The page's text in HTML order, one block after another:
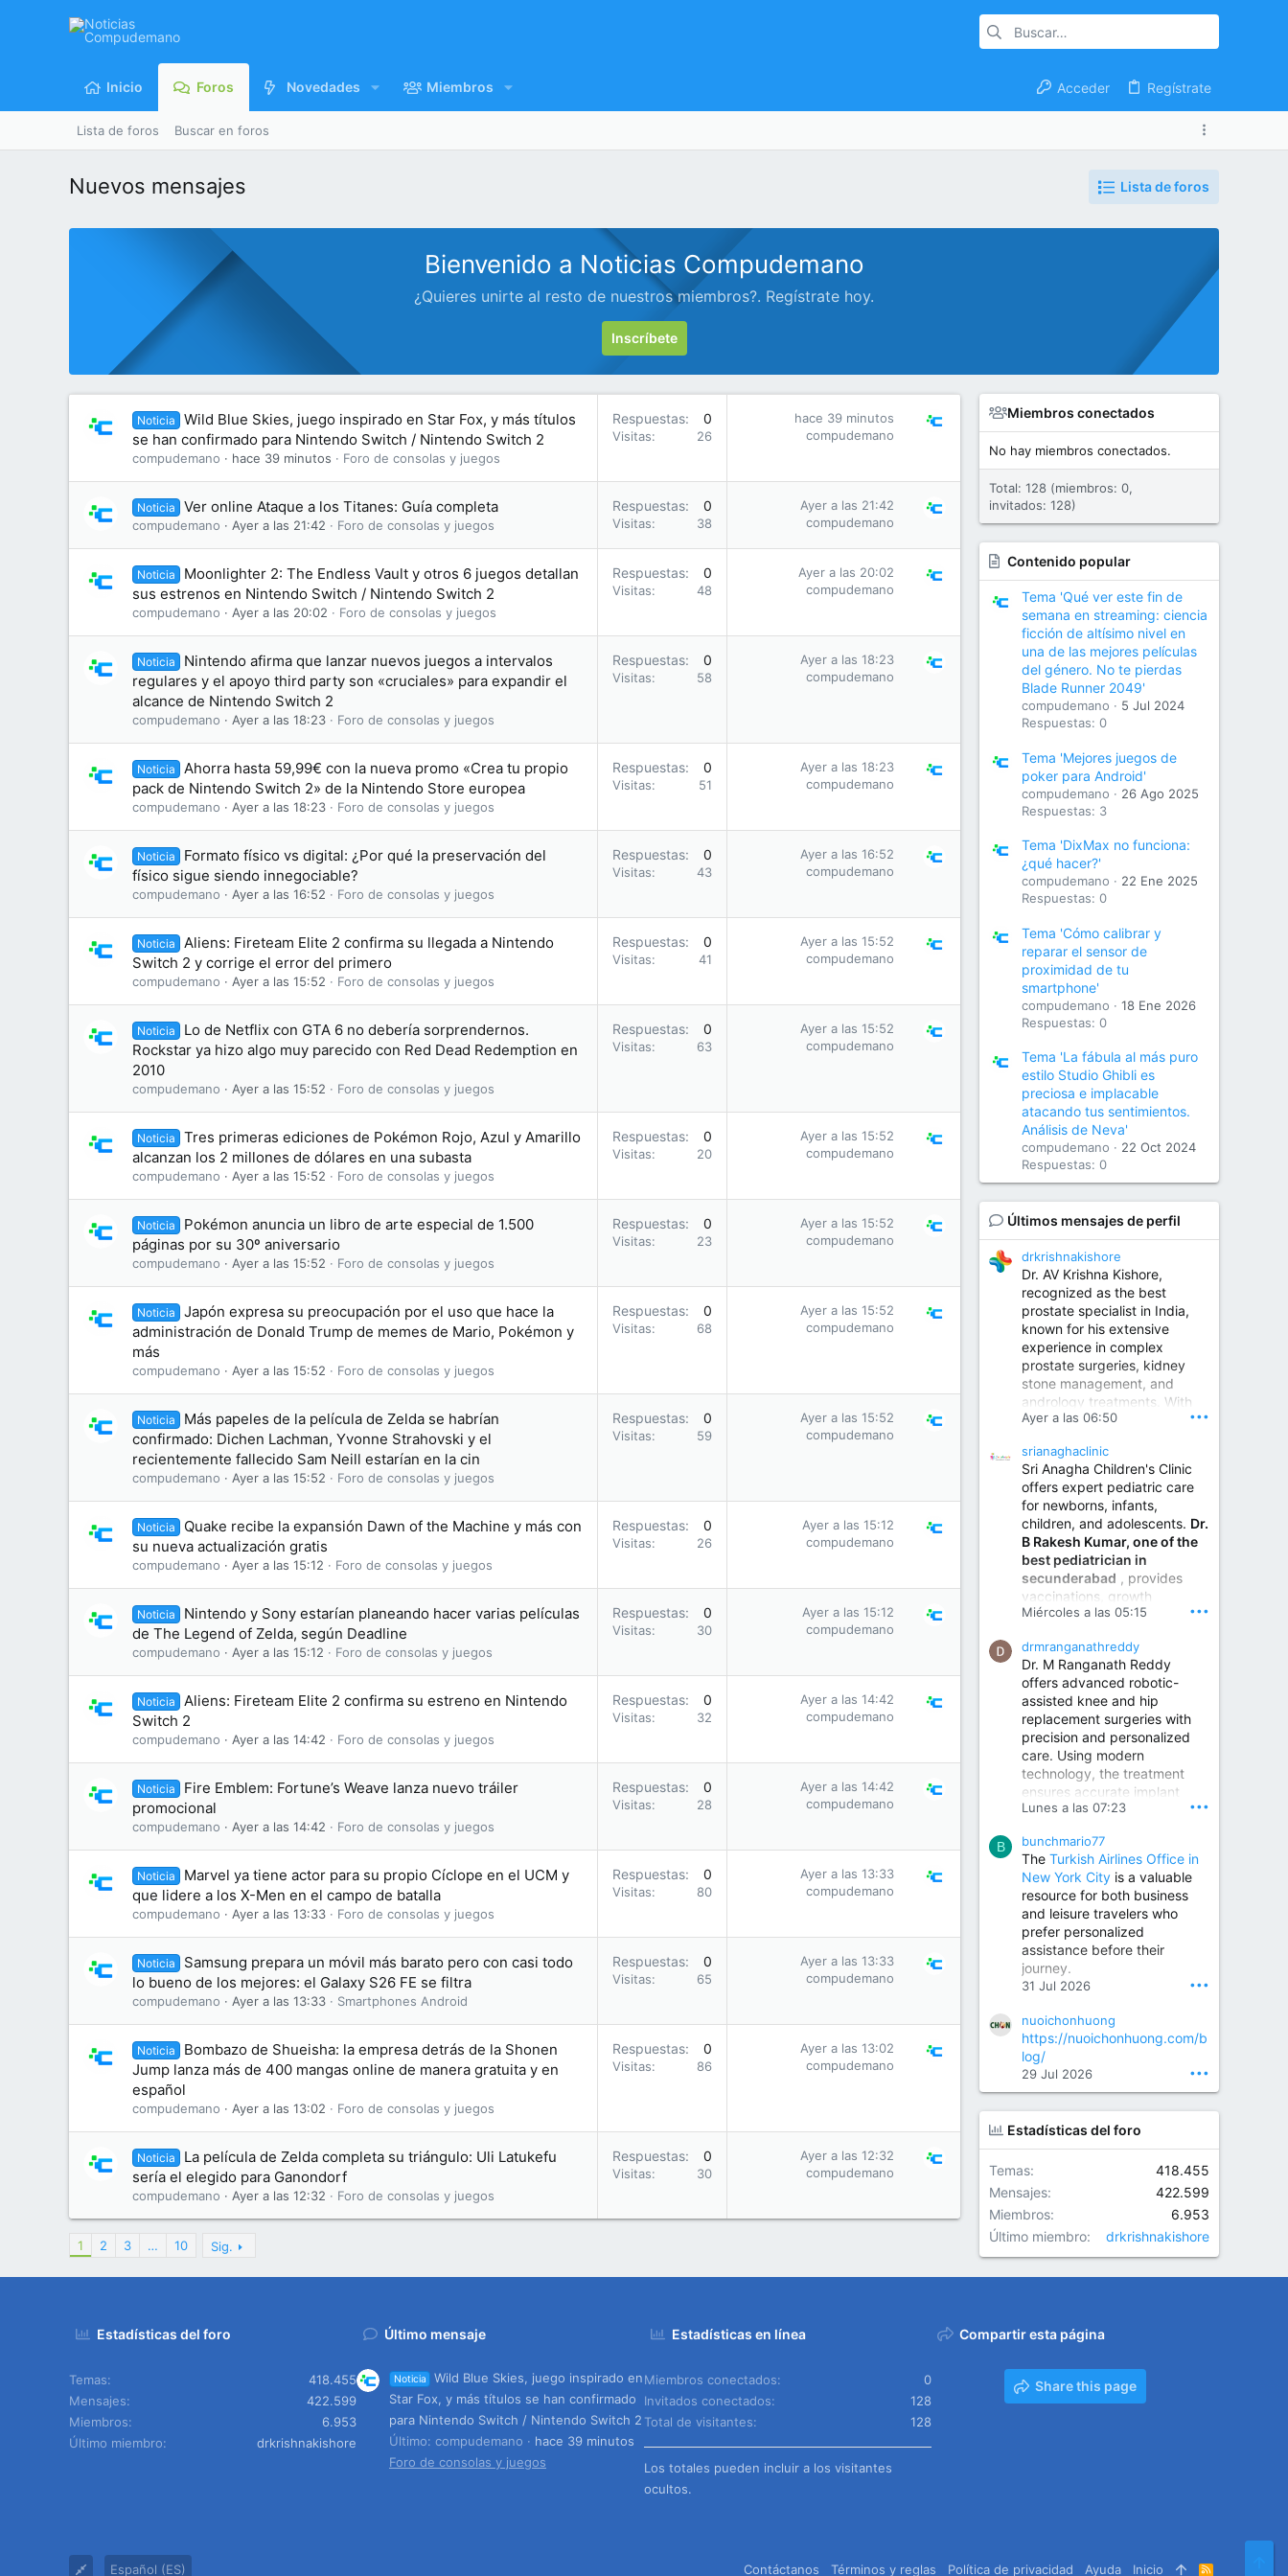
Inicio Foros Novedades Miembros Acceder Regístrate
Lista de foros Buscar en foros
Nuevos mensajes Lista de foros
Bienvenido a Noticias Compudemano
¿Quieres unirte al resto de nuestros miembros?. Regístrate hoy.
Inscríbete
Noticia
Wild Blue Skies, juego inspirado en Star Fox, y más títulos
se han confirmado para Nintendo Switch / Nintendo Switch 2
compudemano hace 39 minutos Foro de consolas y juegos
Respuestas 0
Visitas 26
hace 39 minutos
compudemano
Noticia Ver online Ataque a los Titanes: Guía completa
compudemano Ayer a las 21:42 Foro de consolas y juegos
Respuestas 0
Visitas 38
Ayer a las 21:42
compudemano
Noticia
Moonlighter 2: The Endless Vault y otros 6 juegos detallan
sus estrenos en Nintendo Switch / Nintendo Switch 2
compudemano Ayer a las 20:02 Foro de consolas y juegos
Respuestas 0
Visitas 48
Ayer a las 20:02
compudemano
Noticia
Nintendo afirma que lanzar nuevos juegos a intervalos
regulares y el apoyo third party son «cruciales» para expandir el
alcance de Nintendo Switch 2
compudemano Ayer a las 18:23 Foro de consolas y juegos
Respuestas 0
Visitas 58
Ayer a las 18:23
compudemano
Noticia
Ahorra hasta 59,99€ con la nueva promo «Crea tu propio
pack de Nintendo Switch 2» de la Nintendo Store europea
compudemano Ayer a las 18:23 Foro de consolas y juegos
Respuestas 0
Visitas 51
Ayer a las 18:23
compudemano
Noticia
Formato físico vs digital: ¿Por qué la preservación del
físico sigue siendo innegociable?
compudemano Ayer a las 16:52 Foro de consolas y juegos
Respuestas 0
Visitas 43
Ayer a las 16:52
compudemano
Noticia
Aliens: Fireteam Elite 2 confirma su llegada a Nintendo
Switch 2 y corrige el error del primero
compudemano Ayer a las 15:52 Foro de consolas y juegos
Respuestas 0
Visitas 41
Ayer a las 15:52
compudemano
Noticia
Lo de Netflix con GTA 6 no debería sorprendernos.
Rockstar ya hizo algo muy parecido con Red Dead Redemption en
2010
compudemano Ayer a las 15:52 Foro de consolas y juegos
Respuestas 0
Visitas 63
Ayer a las 15:52
compudemano
Noticia
Tres primeras ediciones de Pokémon Rojo, Azul y Amarillo
alcanzan los 2 millones de dólares en una subasta
compudemano Ayer a las 15:52 Foro de consolas y juegos
Respuestas 0
Visitas 20
Ayer a las 15:52
compudemano
Noticia
Pokémon anuncia un libro de arte especial de 1.500
páginas por su 30º aniversario
compudemano Ayer a las 15:52 Foro de consolas y juegos
Respuestas 0
Visitas 23
Ayer a las 15:52
compudemano
Noticia
Japón expresa su preocupación por el uso que hace la
administración de Donald Trump de memes de Mario, Pokémon y
más
compudemano Ayer a las 15:52 Foro de consolas y juegos
Respuestas 0
Visitas 68
Ayer a las 15:52
compudemano
Noticia
Más papeles de la película de Zelda se habrían
confirmado: Dichen Lachman, Yvonne Strahovski y el
recientemente fallecido Sam Neill estarían en la cin
compudemano Ayer a las 15:52 Foro de consolas y juegos
Respuestas 0
Visitas 59
Ayer a las 15:52
compudemano
Noticia
Quake recibe la expansión Dawn of the Machine y más con
su nueva actualización gratis
compudemano Ayer a las 15:12 Foro de consolas y juegos
Respuestas 0
Visitas 26
Ayer a las 15:12
compudemano
Noticia
Nintendo y Sony estarían planeando hacer varias películas
de The Legend of Zelda, según Deadline
compudemano Ayer a las 15:12 Foro de consolas y juegos
Respuestas 0
Visitas 30
Ayer a las 15:12
compudemano
Noticia
Aliens: Fireteam Elite 2 confirma su estreno en Nintendo
Switch 2
compudemano Ayer a las 14:42 Foro de consolas y juegos
Respuestas 0
Visitas 32
Ayer a las 14:42
compudemano
Noticia
Fire Emblem: Fortune’s Weave lanza nuevo tráiler
promocional
compudemano Ayer a las 14:42 Foro de consolas y juegos
Respuestas 0
Visitas 28
Ayer a las 14:42
compudemano
Noticia
Marvel ya tiene actor para su propio Cíclope en el UCM y
que lidere a los X-Men en el campo de batalla
compudemano Ayer a las 13:33 Foro de consolas y juegos
Respuestas 0
Visitas 80
Ayer a las 13:33
compudemano
Noticia
Samsung prepara un móvil más barato pero con casi todo
lo bueno de los mejores: el Galaxy S26 FE se filtra
compudemano Ayer a las 13:33 Smartphones Android
Respuestas 0
Visitas 65
Ayer a las 13:33
compudemano
Noticia
Bombazo de Shueisha: la empresa detrás de la Shonen
Jump lanza más de 400 mangas online de manera gratuita y en
español
compudemano Ayer a las 13:02 Foro de consolas y juegos
Respuestas 0
Visitas 86
Ayer a las 13:02
compudemano
Noticia
La película de Zelda completa su triángulo: Uli Latukefu
sería el elegido para Ganondorf
compudemano Ayer a las 12:32 Foro de consolas y juegos
Respuestas 0
Visitas 30
Ayer a las 12:32
compudemano
1 2 3 … 10 Sig.
Miembros conectados
No hay miembros conectados.
Total: 128 (miembros: 0,
invitados: 128)
Contenido popular
Tema 'Qué ver este fin de
semana en streaming: ciencia
ficción de altísimo nivel en
una de las mejores películas
del género. No te pierdas
Blade Runner 2049'
compudemano
5 Jul 2024
Respuestas: 0
Tema 'Mejores juegos de
poker para Android'
compudemano
26 Ago 2025
Respuestas: 3
Tema 'DixMax no funciona:
¿qué hacer?'
compudemano
22 Ene 2025
Respuestas: 0
Tema 'Cómo calibrar y
reparar el sensor de
proximidad de tu
smartphone'
compudemano
18 Ene 2026
Respuestas: 0
Tema 'La fábula al más puro
estilo Studio Ghibli es
preciosa e implacable
atacando tus sentimientos.
Análisis de Neva'
compudemano
22 Oct 2024
Respuestas: 0
Últimos mensajes de perfil
drkrishnakishore
Dr. AV Krishna Kishore,
recognized as the best
prostate specialist in India,
known for his extensive
experience in complex
prostate surgeries, kidney
stone management, and
andrology treatments. With
years of surgical practice and
invasive and robotic
techniques.
Best Urologist in Vijayawada | Urology Specialist in Vijayawada
Dr. A. V. Krishna Kishore,
the Best Urologist...
www.drkrishnakishore.com
Ayer a las 06:50 •••
srianaghaclinic
Sri Anagha Children's Clinic
offers expert pediatric care
for newborns, infants,
children, and adolescents. Dr.
B Rakesh Kumar, one of the
best pediatrician in
secunderabad , provides
vaccinations, growth
monitoring, newborn care,
illnesses, nutrition guidance,
and preventive healthcare in
a child-friendly environment.
Children Hospital in Secunderabad | Best Pediatrician in Hyderabad | Neonatologist in Medchal
Our pediatrician and
Neonatologist team at...
www.srianaghaclinic.com
Miércoles a las 05:15 •••
drmranganathreddy
Dr. M Ranganath Reddy
offers advanced robotic-
assisted knee and hip
replacement surgeries with
precision and personalized
care. Using modern
technology, the treatment
ensures accurate implant
placement, reduced pain,
improved joint function,
helping patients return to an
active and comfortable
lifestyle.
Orthopedic Surgeon in Kondapur | Best Orthopedic Doctor in Kondapur | Dr. M. Ranganath Reddy
Consult Dr. M. Ranganath
Reddy, the best...
www.drranganathreddy.co
m
Lunes a las 07:23 •••
B bunchmario77
The Turkish Airlines Office in
New York City is a valuable
resource for both business
and leisure travelers who
prefer personalized
assistance before their
journey.
31 Jul 2026 •••
nuoichonhuong
https://nuoichonhuong.com/b
log/
29 Jul 2026 •••
Estadísticas del foro
Temas
418.455
Mensajes
422.599
Miembros
6.953
Último miembro
drkrishnakishore
Estadísticas del foro
Temas
418.455
Mensajes
422.599
Miembros
6.953
Último miembro
drkrishnakishore
Último mensaje
Noticia
Wild Blue Skies, juego inspirado en
Star Fox, y más títulos se han confirmado
para Nintendo Switch / Nintendo Switch 2
Último: compudemano
hace 39 minutos
Foro de consolas y juegos
Estadísticas en línea
Miembros conectados
0
Invitados conectados
128
Total de visitantes
128
Los totales pueden incluir a los visitantes
ocultos.
Compartir esta página
Share this page
Español (ES) Contáctanos Términos y reglas Política de privacidad Ayuda Inicio R